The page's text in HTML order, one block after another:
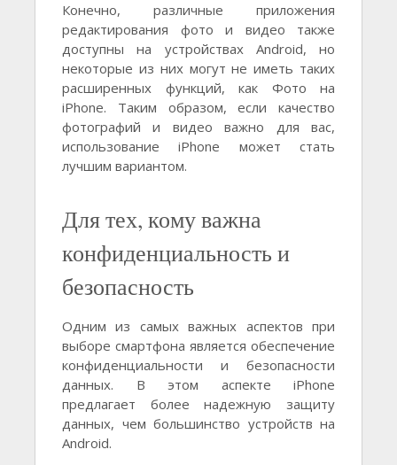
Конечно, различные приложения
редактирования фото и видео также
доступны на устройствах Android, но
некоторые из них могут не иметь таких
расширенных функций, как Фото на
iPhone. Таким образом, если качество
фотографий и видео важно для вас,
использование iPhone может стать
лучшим вариантом.
Для тех, кому важна
конфиденциальность и
безопасность
Одним из самых важных аспектов при
выборе смартфона является обеспечение
конфиденциальности и безопасности
данных. В этом аспекте iPhone
предлагает более надежную защиту
данных, чем большинство устройств на
Android.